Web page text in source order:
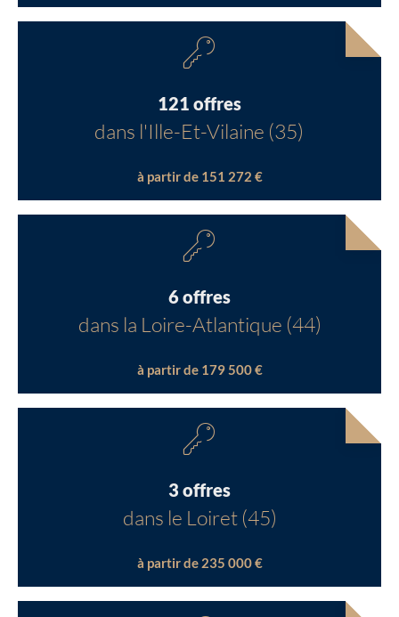
121 offres
dans l'Ille-Et-Vilaine (35)
à partir de 151 272 €
6 offres
dans la Loire-Atlantique (44)
à partir de 179 500 €
3 offres
dans le Loiret (45)
à partir de 235 000 €